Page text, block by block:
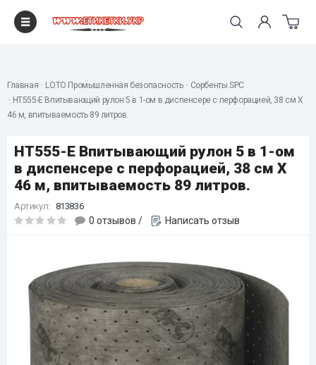
Главная LOTO Промышленная безопасность
Сорбенты SPC
HT555-E Впитывающий рулон 5 в 1-ом в диспенсере с перфорацией, 38 см Х
46 м, впитываемость 89 литров.
HT555-E Впитывающий рулон 5 в 1-ом
в диспенсере с перфорацией, 38 см Х
46 м, впитываемость 89 литров.
Артикул: 813836
0 отзывов / Написать отзыв